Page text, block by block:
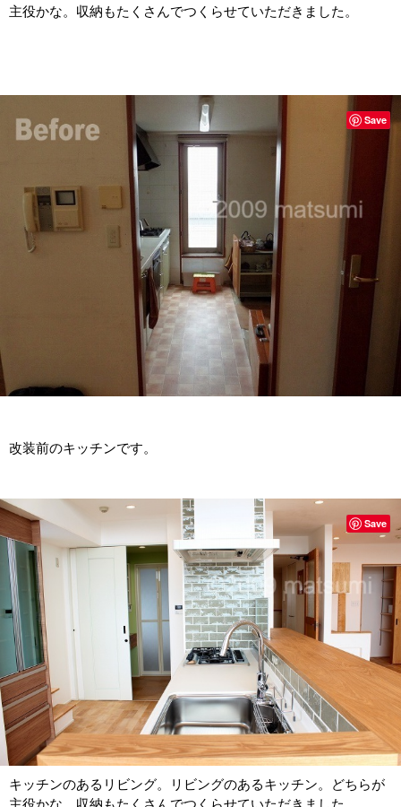
主役かな。収納もたくさんでつくらせていただきました。
改装前のキッチンです。
Save
キッチンのあるリビング。リビングのあるキッチン。どちらが
主役かな。収納もたくさんでつくらせていただきました。
Save